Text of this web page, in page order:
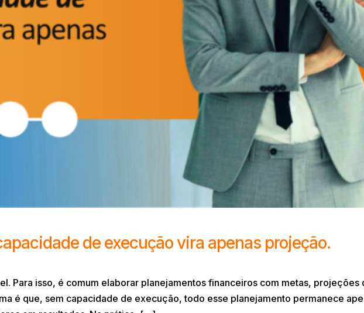
de execução vira apenas projeção.
Para isso, é comum elaborar planejamentos financeiros com metas,
é que, sem capacidade de execução, todo esse planejamento permanece